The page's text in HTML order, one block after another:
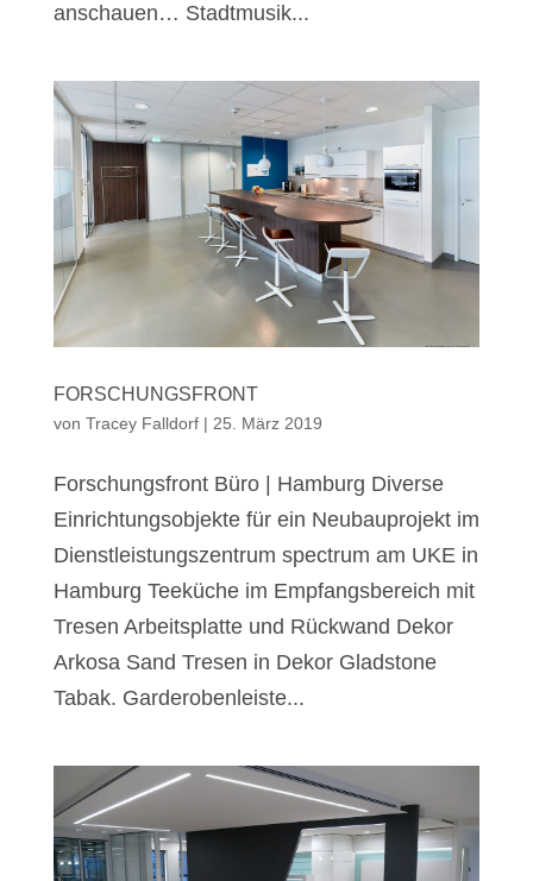
anschauen… Stadtmusik...
FORSCHUNGSFRONT
von Tracey Falldorf| 25. März 2019
Forschungsfront Büro | Hamburg Diverse
Einrichtungsobjekte für ein Neubauprojekt im
Dienstleistungszentrum spectrum am UKE in
Hamburg Teeküche im Empfangsbereich mit
Tresen Arbeitsplatte und Rückwand Dekor
Arkosa Sand Tresen in Dekor Gladstone
Tabak. Garderobenleiste...